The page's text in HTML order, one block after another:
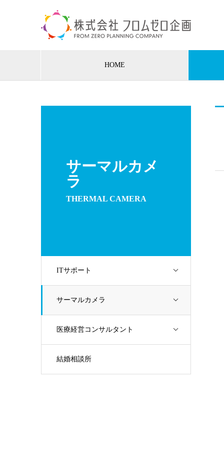
HOME
サーマルカメ
ラ
THERMAL CAMERA
ITサポート
サーマルカメラ
医療経営コンサルタント
結婚相談所